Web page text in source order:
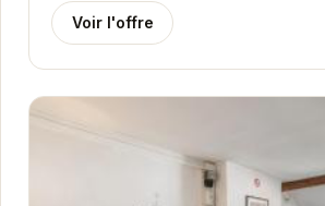
Voir l'offre